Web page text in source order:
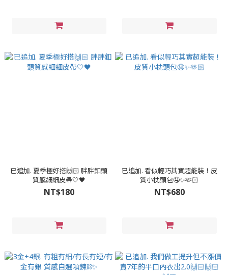
已追加. 夏季極好搭🙌🏻 胖胖釦頭
質感細細皮帶🤍🖤
NT$180
已追加. 看似輕巧其實超能裝！皮
質小枕頭包🤤✨🫶🏻
NT$680